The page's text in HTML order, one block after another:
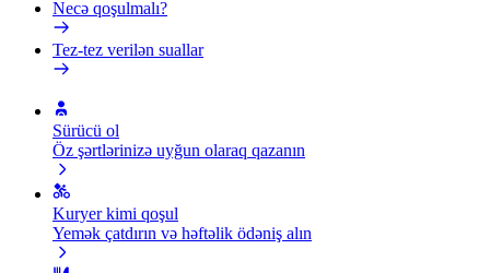
Necə qoşulmalı?
Tez-tez verilən suallar
Sürücü ol
Öz şərtlərinizə uyğun olaraq qazanın
Kuryer kimi qoşul
Yemək çatdırın və həftəlik ödəniş alın